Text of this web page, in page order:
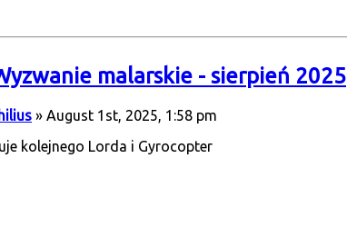
malarskie - sierpień 2025
» August 1st, 2025, 1:58 pm
kolejnego Lorda i Gyrocopter